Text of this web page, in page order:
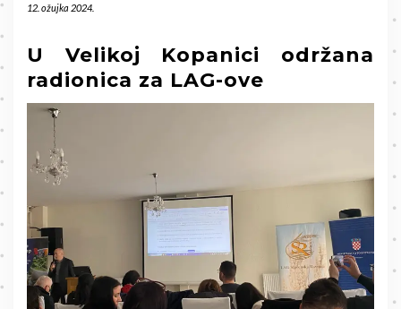
12. ožujka 2024.
U Velikoj Kopanici održana
radionica za LAG-ove